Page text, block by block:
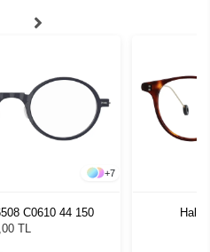
+7
C0610 44 150
TL
Hally